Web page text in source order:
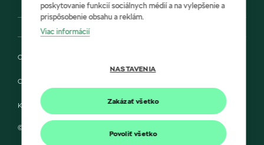
Ochrana osobných údajov
Cookies
Kontakt
© 2022 HÍLEK a Škoda Auto Slovensko s.r.o.
poskytovanie funkcií sociálnych médií a na vylepšenie a
prispôsobenie obsahu a reklám.
Viac informácií
NASTAVENIA
Zakázať všetko
Povoliť všetko